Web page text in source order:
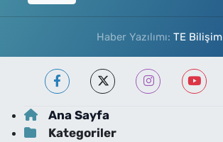
Haber Yazılımı: TE Bilişim
Ana Sayfa
Kategoriler